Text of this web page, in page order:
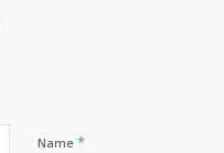
Name *